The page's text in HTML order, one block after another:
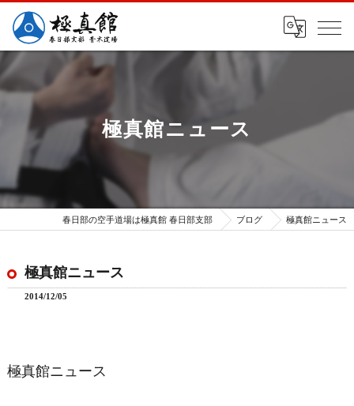
極真館ニュース
春日部の空手道場は極真館 春日部支部 ブログ 極真館ニュース
極真館ニュース
2014/12/05
極真館ニュース